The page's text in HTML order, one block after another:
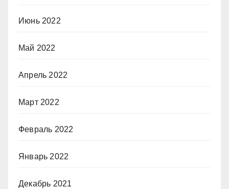
Июнь 2022
Май 2022
Апрель 2022
Март 2022
Февраль 2022
Январь 2022
Декабрь 2021